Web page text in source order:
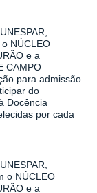
NÚCLEO
e a
CAMPO
para admissão
do
Docência
por cada
o NÚCLEO
e a